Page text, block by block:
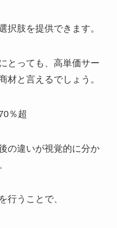
択肢を提供できます。
とっても、高単価サー
材と言えるでしょう。
％超
の違いが視覚的に分か
行うことで、